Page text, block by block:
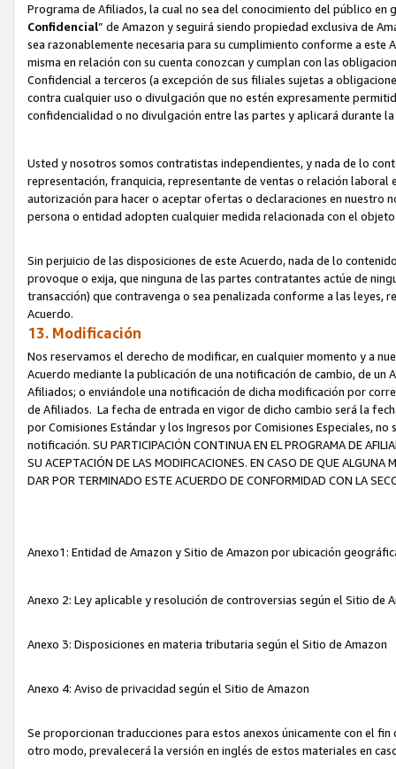
Programa de Afiliados, la cual no sea del conocimiento del público
Confidencial” de Amazon y seguirá siendo propiedad exclusiva de
sea razonablemente necesaria para su cumplimiento conforme a
misma en relación con su cuenta conozcan y cumplan con las
Confidencial a terceros (a excepción de sus filiales sujetas a
contra cualquier uso o divulgación que no estén expresamente
confidencialidad o no divulgación entre las partes y aplicará durante
Usted y nosotros somos contratistas independientes, y nada de lo
representación, franquicia, representante de ventas o relación
autorización para hacer o aceptar ofertas o declaraciones en nuestro
persona o entidad adopten cualquier medida relacionada con el
Sin perjuicio de las disposiciones de este Acuerdo, nada de lo
provoque o exija, que ninguna de las partes contratantes actúe de
transacción) que contravenga o sea penalizada conforme a las leyes,
Acuerdo.
13. Modificación
Nos reservamos el derecho de modificar, en cualquier momento y a
Acuerdo mediante la publicación de una notificación de cambio, de
Afiliados; o enviándole una notificación de dicha modificación por
de Afiliados. La fecha de entrada en vigor de dicho cambio será la
por Comisiones Estándar y los Ingresos por Comisiones Especiales,
notificación. SU PARTICIPACIÓN CONTINUA EN EL PROGRAMA DE
SU ACEPTACIÓN DE LAS MODIFICACIONES. EN CASO DE QUE ALGUNA
DAR POR TERMINADO ESTE ACUERDO DE CONFORMIDAD CON LA
Anexo1: Entidad de Amazon y Sitio de Amazon por ubicación
Anexo 2: Ley aplicable y resolución de controversias según el Sitio de
Anexo 3: Disposiciones en materia tributaria según el Sitio de Amazon
Anexo 4: Aviso de privacidad según el Sitio de Amazon
Se proporcionan traducciones para estos anexos únicamente con el
otro modo, prevalecerá la versión en inglés de estos materiales en